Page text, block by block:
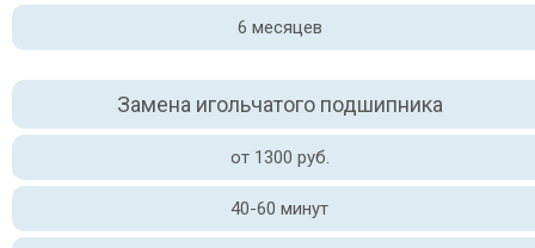
6 месяцев
Замена игольчатого подшипника
от 1300 руб.
40-60 минут